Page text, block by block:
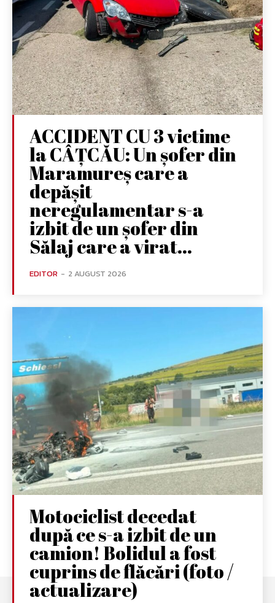
ACCIDENT CU 3 victime
la CÂȚCĂU: Un șofer din
Maramureș care a
depășit
neregulamentar s-a
izbit de un șofer din
Sălaj care a virat...
EDITOR - 2 AUGUST 2026
Motociclist decedat
după ce s-a izbit de un
camion! Bolidul a fost
cuprins de flăcări (foto /
actualizare)